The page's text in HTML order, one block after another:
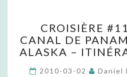
R
O
I
I
CROISIÈRE
CANAL DE
ALASKA –
2010-03-02 Daniel